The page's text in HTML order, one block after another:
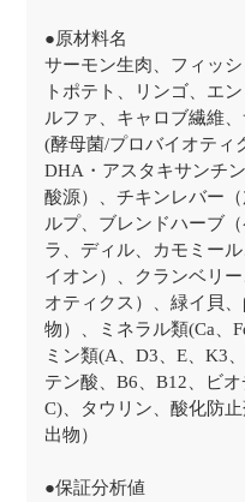
●原材料名
サーモン生肉、フィッ
トポテト、リンゴ、エ
ルファ、キャロブ繊維
(酵母菌/プロバイオティ
DHA・アスタキサンチ
酸源）、チキンレバー
ルプ、ブレンドハーブ
ラ、ディル、カモミー
イオン）、クランベリ
オティクス）、緑イ貝
物）、ミネラル類(Ca、
ミン類(A、D3、E、K3
テン酸、B6、B12、ビ
C)、タウリン、酸化防
出物）
●保証分析値